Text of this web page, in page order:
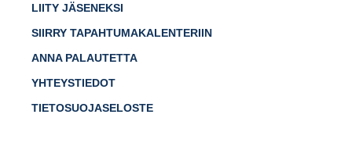
LIITY JÄSENEKSI
SIIRRY TAPAHTUMAKALENTERIIN
ANNA PALAUTETTA
YHTEYSTIEDOT
TIETOSUOJASELOSTE